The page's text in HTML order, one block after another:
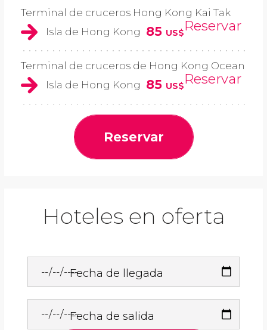
Terminal de cruceros Hong Kong Kai Tak
Isla de Hong Kong 85 US$Reservar
Terminal de cruceros de Hong Kong Ocean
Isla de Hong Kong 85 US$Reservar
Reservar
Hoteles en oferta
Fecha de llegada
Fecha de salida